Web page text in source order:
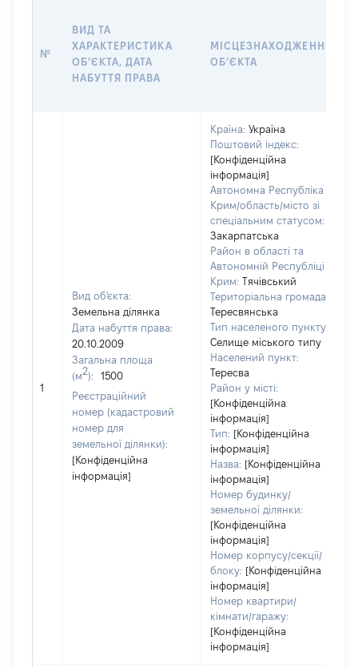
№
ВИД ТА
ХАРАКТЕРИСТИКА
ОБʼЄКТА, ДАТА
НАБУТТЯ ПРАВА
МІСЦЕЗНАХОДЖЕННЯ
ОБʼЄКТА
1
Вид об'єкта:
Земельна ділянка
Дата набуття права:
20.10.2009
Загальна площа
(м2):
1500
Реєстраційний
номер (кадастровий
номер для
земельної ділянки):
[Конфіденційна
інформація]
Країна: Україна
Поштовий індекс:
[Конфіденційна
інформація]
Автономна Республіка
Крим/область/місто зі
спеціальним статусом:
Закарпатська
Район в області та
Автономній Республіці
Крим: Тячівський
Територіальна громада:
Тересвянська
Тип населеного пункту:
Селище міського типу
Населений пункт:
Тересва
Район у місті:
[Конфіденційна
інформація]
Тип: [Конфіденційна
інформація]
Назва: [Конфіденційна
інформація]
Номер будинку/
земельної ділянки:
[Конфіденційна
інформація]
Номер корпусу/секції/
блоку: [Конфіденційна
інформація]
Номер квартири/
кімнати/гаражу:
[Конфіденційна
інформація]